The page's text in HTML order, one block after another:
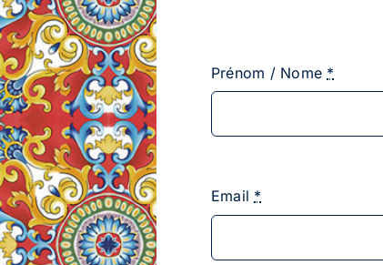
Prénom / Nome *
Email *